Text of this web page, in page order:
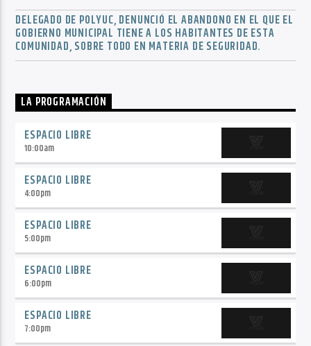
DELEGADO DE POLYUC, DENUNCIÓ EL ABANDONO EN EL QUE EL
GOBIERNO MUNICIPAL TIENE A LOS HABITANTES DE ESTA
COMUNIDAD, SOBRE TODO EN MATERIA DE SEGURIDAD.
LA PROGRAMACIÓN
ESPACIO LIBRE
10:00am
ESPACIO LIBRE
4:00pm
ESPACIO LIBRE
5:00pm
ESPACIO LIBRE
6:00pm
ESPACIO LIBRE
7:00pm